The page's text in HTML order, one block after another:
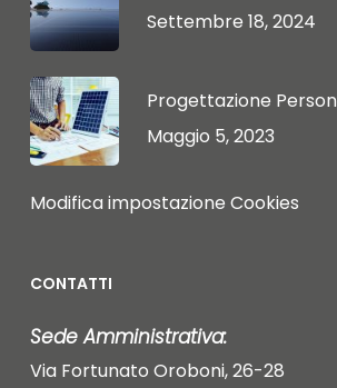
Settembre 18, 2024
Progettazione
Maggio 5, 2023
Modifica impostazione Cookies
CONTATTI
Sede Amministrativa:
Via Fortunato Oroboni, 26-28